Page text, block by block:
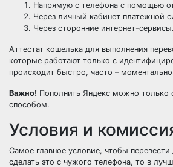
Напрямую с телефона с помощью
Через личный кабинет платежной
Через сторонние интернет-сервисы.
Аттестат кошелька для выполнения
которые работают только с
происходит быстро, часто –
Важно! Пополнить Яндекс можно только
способом.
Условия и
Самое главное условие, чтобы
сделать это с чужого телефона, то в